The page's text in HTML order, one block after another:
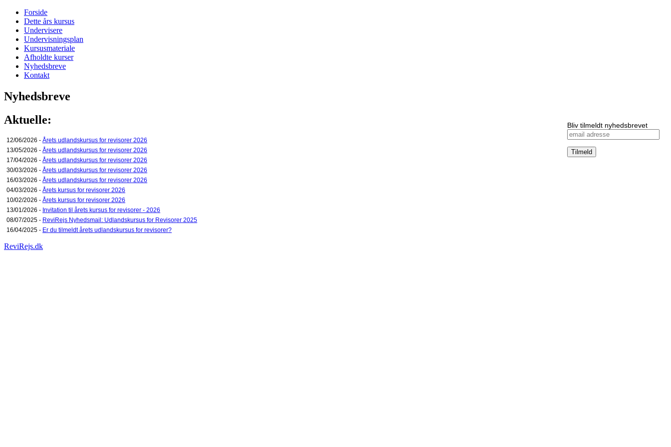
Forside
Dette års kursus
Undervisere
Undervisningsplan
Kursusmateriale
Afholdte kurser
Nyhedsbreve
Kontakt
Nyhedsbreve
Bliv tilmeldt nyhedsbrevet
Aktuelle:
12/06/2026 - Årets udlandskursus for revisorer 2026
13/05/2026 - Årets udlandskursus for revisorer 2026
17/04/2026 - Årets udlandskursus for revisorer 2026
30/03/2026 - Årets udlandskursus for revisorer 2026
16/03/2026 - Årets udlandskursus for revisorer 2026
04/03/2026 - Årets kursus for revisorer 2026
10/02/2026 - Årets kursus for revisorer 2026
13/01/2026 - Invitation til årets kursus for revisorer - 2026
08/07/2025 - ReviRejs Nyhedsmail: Udlandskursus for Revisorer 2025
16/04/2025 - Er du tilmeldt årets udlandskursus for revisorer?
ReviRejs.dk